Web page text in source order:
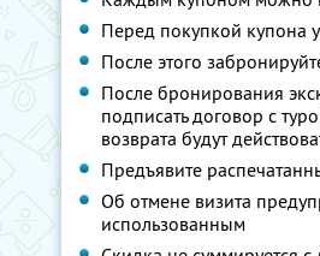
Перед покупкой купона
После этого
После бронирования
подписать договор с
возврата будут
Предъявите
Об отмене визита
использованным